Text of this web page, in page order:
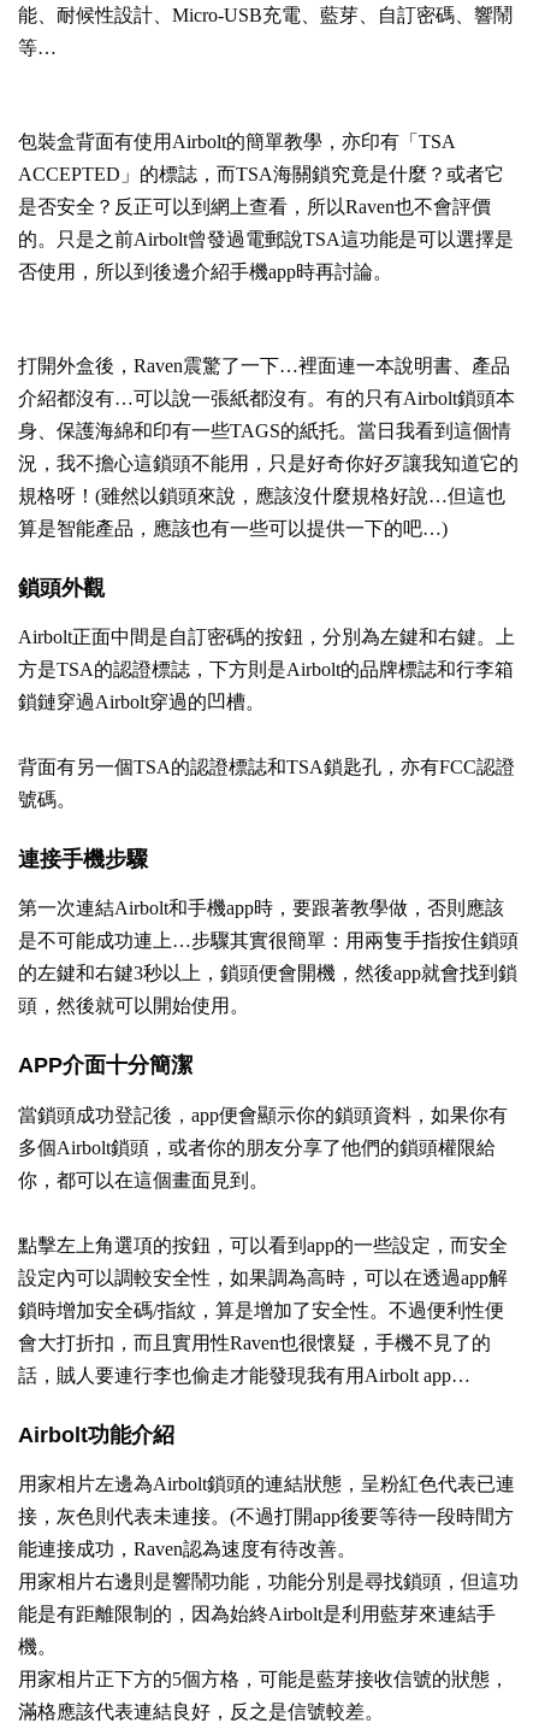
能、耐候性設計、Micro-USB充電、藍芽、自訂密碼、響鬧
等…
包裝盒背面有使用Airbolt的簡單教學，亦印有「TSA
ACCEPTED」的標誌，而TSA海關鎖究竟是什麼？或者它
是否安全？反正可以到網上查看，所以Raven也不會評價
的。只是之前Airbolt曾發過電郵說TSA這功能是可以選擇是
否使用，所以到後邊介紹手機app時再討論。
打開外盒後，Raven震驚了一下…裡面連一本說明書、產品
介紹都沒有…可以說一張紙都沒有。有的只有Airbolt鎖頭本
身、保護海綿和印有一些TAGS的紙托。當日我看到這個情
況，我不擔心這鎖頭不能用，只是好奇你好歹讓我知道它的
規格呀！(雖然以鎖頭來說，應該沒什麼規格好說…但這也
算是智能產品，應該也有一些可以提供一下的吧…)
鎖頭外觀
Airbolt正面中間是自訂密碼的按鈕，分別為左鍵和右鍵。上
方是TSA的認證標誌，下方則是Airbolt的品牌標誌和行李箱
鎖鏈穿過Airbolt穿過的凹槽。
背面有另一個TSA的認證標誌和TSA鎖匙孔，亦有FCC認證
號碼。
連接手機步驟
第一次連結Airbolt和手機app時，要跟著教學做，否則應該
是不可能成功連上…步驟其實很簡單：用兩隻手指按住鎖頭
的左鍵和右鍵3秒以上，鎖頭便會開機，然後app就會找到鎖
頭，然後就可以開始使用。
APP介面十分簡潔
當鎖頭成功登記後，app便會顯示你的鎖頭資料，如果你有
多個Airbolt鎖頭，或者你的朋友分享了他們的鎖頭權限給
你，都可以在這個畫面見到。
點擊左上角選項的按鈕，可以看到app的一些設定，而安全
設定內可以調較安全性，如果調為高時，可以在透過app解
鎖時增加安全碼/指紋，算是增加了安全性。不過便利性便
會大打折扣，而且實用性Raven也很懷疑，手機不見了的
話，賊人要連行李也偷走才能發現我有用Airbolt app…
Airbolt功能介紹
用家相片左邊為Airbolt鎖頭的連結狀態，呈粉紅色代表已連
接，灰色則代表未連接。(不過打開app後要等待一段時間方
能連接成功，Raven認為速度有待改善。
用家相片右邊則是響鬧功能，功能分別是尋找鎖頭，但這功
能是有距離限制的，因為始終Airbolt是利用藍芽來連結手
機。
用家相片正下方的5個方格，可能是藍芽接收信號的狀態，
滿格應該代表連結良好，反之是信號較差。